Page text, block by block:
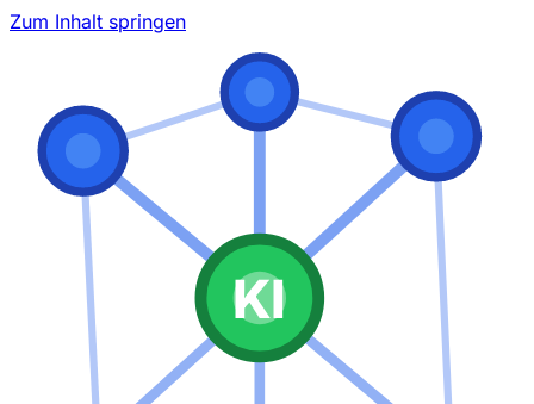
Zum Inhalt springen
KI